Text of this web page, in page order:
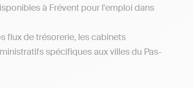
à Frévent pour l'emploi dans
flux de trésorerie, les cabinets
spécifiques aux villes du Pas-